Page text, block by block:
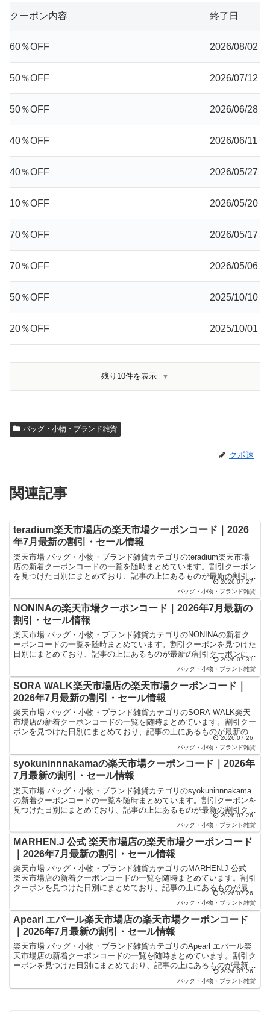
クーポン内容 終了日
60％OFF 2026/08/02
50％OFF 2026/07/12
50％OFF 2026/06/28
40％OFF 2026/06/11
40％OFF 2026/05/27
10％OFF 2026/05/20
70％OFF 2026/05/17
70％OFF 2026/05/06
50％OFF 2025/10/10
20％OFF 2025/10/01
残り10件を表示
バッグ・小物・ブランド雑貨
クポ速
関連記事
teradium楽天市場店の楽天市場クーポンコード｜2026
年7月最新の割引・セール情報
楽天市場 バッグ・小物・ブランド雑貨カテゴリのteradium楽天市場
店の新着クーポンコードの一覧を随時まとめています。割引クーポン
を見つけた日別にまとめており、記事の上にあるものが最新の割引ク
2026.07.27
バッグ・小物・ブランド雑貨
NONINAの楽天市場クーポンコード｜2026年7月最新の
割引・セール情報
楽天市場 バッグ・小物・ブランド雑貨カテゴリのNONINAの新着ク
ーポンコードの一覧を随時まとめています。割引クーポンを見つけた
日別にまとめており、記事の上にあるものが最新の割引クーポンにな
ります。楽天スーパーセールやお買い物マラソンなどキ...
2026.07.31
バッグ・小物・ブランド雑貨
SORA WALK楽天市場店の楽天市場クーポンコード｜
2026年7月最新の割引・セール情報
楽天市場 バッグ・小物・ブランド雑貨カテゴリのSORA WALK楽天
市場店の新着クーポンコードの一覧を随時まとめています。割引クー
ポンを見つけた日別にまとめており、記事の上にあるものが最新の割
2026.07.26
バッグ・小物・ブランド雑貨
syokuninnnakamaの楽天市場クーポンコード｜2026年
7月最新の割引・セール情報
楽天市場 バッグ・小物・ブランド雑貨カテゴリのsyokuninnnakama
の新着クーポンコードの一覧を随時まとめています。割引クーポンを
見つけた日別にまとめており、記事の上にあるものが最新の割引クー
2026.07.26
バッグ・小物・ブランド雑貨
MARHEN.J 公式 楽天市場店の楽天市場クーポンコード
｜2026年7月最新の割引・セール情報
楽天市場 バッグ・小物・ブランド雑貨カテゴリのMARHEN.J 公式
楽天市場店の新着クーポンコードの一覧を随時まとめています。割引
クーポンを見つけた日別にまとめており、記事の上にあるものが最新
2026.07.26
バッグ・小物・ブランド雑貨
Apearl エパール楽天市場店の楽天市場クーポンコード
｜2026年7月最新の割引・セール情報
楽天市場 バッグ・小物・ブランド雑貨カテゴリのApearl エパール楽
天市場店の新着クーポンコードの一覧を随時まとめています。割引ク
ーポンを見つけた日別にまとめており、記事の上にあるものが最新の
2026.07.26
バッグ・小物・ブランド雑貨